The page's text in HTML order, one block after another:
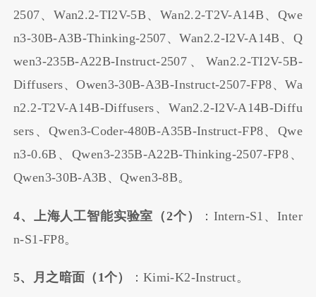
2507、Wan2.2-TI2V-5B、Wan2.2-T2V-A14B、Qwe
n3-30B-A3B-Thinking-2507、Wan2.2-I2V-A14B、Q
wen3-235B-A22B-Instruct-2507、Wan2.2-TI2V-5B-
Diffusers、Owen3-30B-A3B-Instruct-2507-FP8、Wa
n2.2-T2V-A14B-Diffusers、Wan2.2-I2V-A14B-Diffu
sers、Qwen3-Coder-480B-A35B-Instruct-FP8、Qwe
n3-0.6B、Qwen3-235B-A22B-Thinking-2507-FP8、
Qwen3-30B-A3B、Qwen3-8B。
4、上海人工智能实验室（2个）
：Intern-S1、Inter
n-S1-FP8。
5、月之暗面（1个） ：Kimi-K2-Instruct。